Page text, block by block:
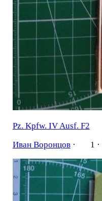
Pz. Kpfw. IV Ausf. F2
Иван Воронцов· 1 ·